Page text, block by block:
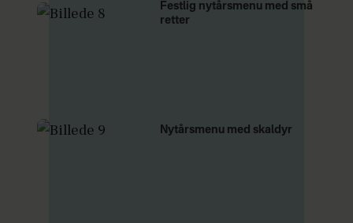
Festlig nytårsmenu med små
retter
Nytårsmenu med skaldyr